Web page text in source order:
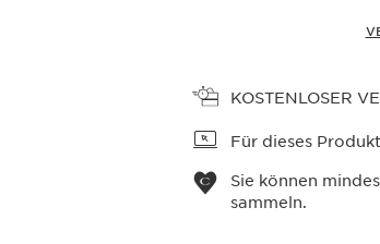
KOSTENLOSER
Für dieses
Sie können
sammeln.